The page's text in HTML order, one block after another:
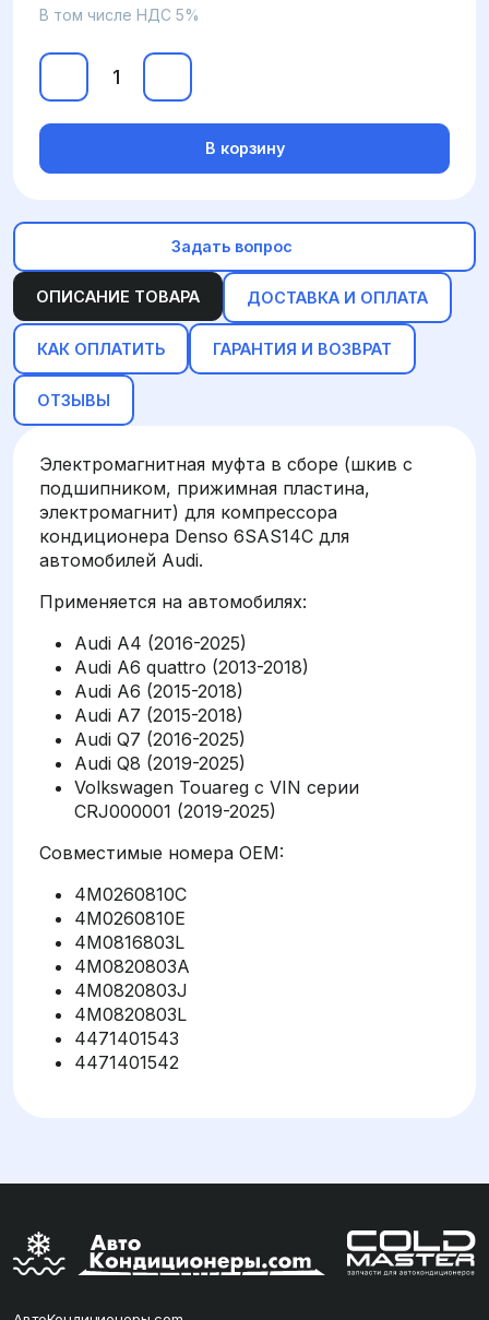
ОПИСАНИЕ ТОВАРА ДОСТАВКА И ОПЛАТА
КАК ОПЛАТИТЬ ГАРАНТИЯ И ВОЗВРАТ
ОТЗЫВЫ
Электромагнитная муфта в сборе (шкив с
подшипником, прижимная пластина,
электромагнит) для компрессора
кондиционера Denso 6SAS14C для
автомобилей Audi.
Применяется на автомобилях:
Audi A4 (2016-2025)
Audi A6 quattro (2013-2018)
Audi A6 (2015-2018)
Audi A7 (2015-2018)
Audi Q7 (2016-2025)
Audi Q8 (2019-2025)
Volkswagen Touareg с VIN серии
CRJ000001 (2019-2025)
Совместимые номера OEM:
4M0260810C
4M0260810E
4M0816803L
4M0820803A
4M0820803J
4M0820803L
4471401543
4471401542
В том числе НДС 5%
В корзину
Задать вопрос